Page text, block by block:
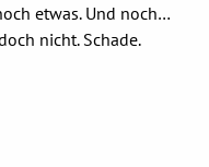
etwas. Und noch…
nicht. Schade.